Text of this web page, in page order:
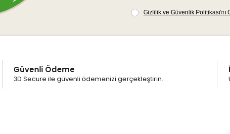
Güvenli Ödeme
3D Secure ile güvenli ödemenizi gerçekleştirin.